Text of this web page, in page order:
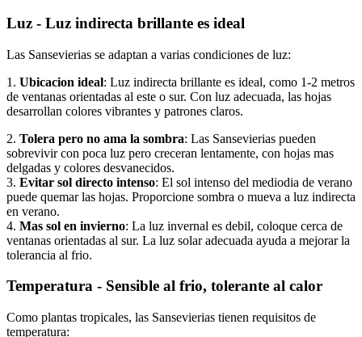
Luz - Luz indirecta brillante es ideal
Las Sansevierias se adaptan a varias condiciones de luz:
1. Ubicacion ideal: Luz indirecta brillante es ideal, como 1-2 metros
de ventanas orientadas al este o sur. Con luz adecuada, las hojas
desarrollan colores vibrantes y patrones claros.
2. Tolera pero no ama la sombra: Las Sansevierias pueden
sobrevivir con poca luz pero creceran lentamente, con hojas mas
delgadas y colores desvanecidos.
3. Evitar sol directo intenso: El sol intenso del mediodia de verano
puede quemar las hojas. Proporcione sombra o mueva a luz indirecta
en verano.
4. Mas sol en invierno: La luz invernal es debil, coloque cerca de
ventanas orientadas al sur. La luz solar adecuada ayuda a mejorar la
tolerancia al frio.
Temperatura - Sensible al frio, tolerante al calor
Como plantas tropicales, las Sansevierias tienen requisitos de
temperatura: